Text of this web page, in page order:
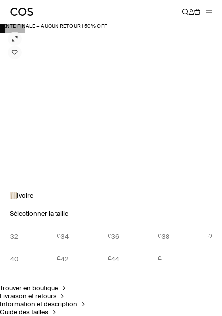
VENTE FINALE − AUCUN RETOUR | 50% OFF
Ivoire
Sélectionner la taille
32 34 36 38
40 42 44
Trouver en boutique
Livraison et retours
Information et description
Guide des tailles